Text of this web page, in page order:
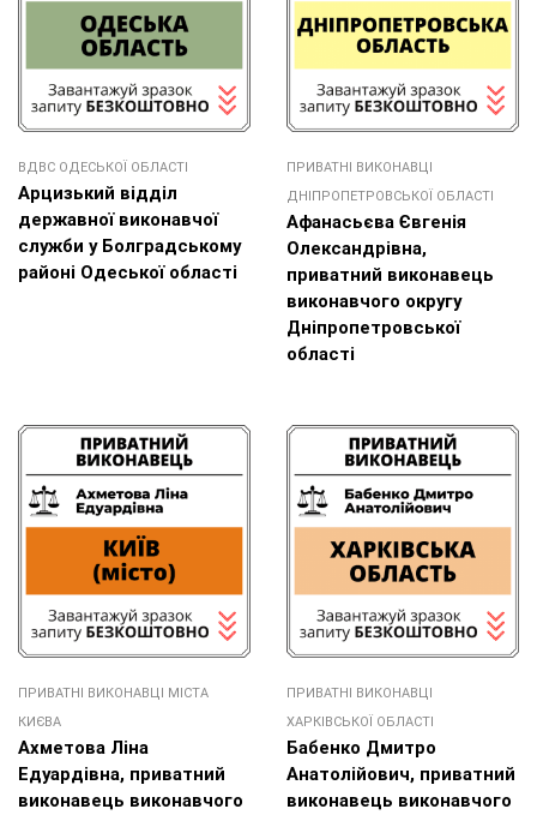
ВДВС ОДЕСЬКОЇ ОБЛАСТІ
Арцизький відділ
державної виконавчої
служби у Болградському
районі Одеської області
ПРИВАТНІ ВИКОНАВЦІ
ДНІПРОПЕТРОВСЬКОЇ ОБЛАСТІ
Афанасьєва Євгенія
Олександрівна,
приватний виконавець
виконавчого округу
Дніпропетровської
області
ПРИВАТНІ ВИКОНАВЦІ МІСТА
КИЄВА
Ахметова Ліна
Едуардівна, приватний
виконавець виконавчого
ПРИВАТНІ ВИКОНАВЦІ
ХАРКІВСЬКОЇ ОБЛАСТІ
Бабенко Дмитро
Анатолійович, приватний
виконавець виконавчого